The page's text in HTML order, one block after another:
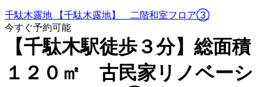
千駄木露地 【千駄木露地】 二階和室フロア③
今すぐ予約可能
【千駄木駅徒歩３分】総面積
１２０㎡ 古民家リノベーシ